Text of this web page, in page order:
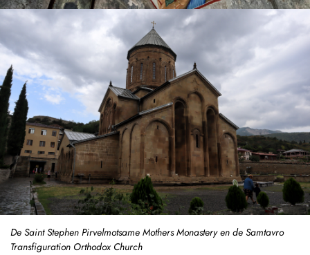
De Saint Stephen Pirvelmotsame Mothers Monastery en de Samtavro
Transfiguration Orthodox Church